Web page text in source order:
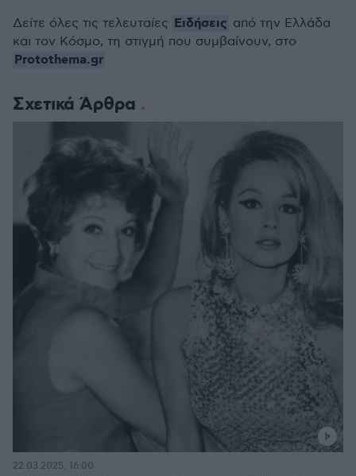
Σχετικά Άρθρα
22.03.2025, 16:00
Δείτε όλες τις τελευταίες Ειδήσεις από την Ελλάδα
και τον Κόσμο, τη στιγμή που συμβαίνουν, στο
Protothema.gr